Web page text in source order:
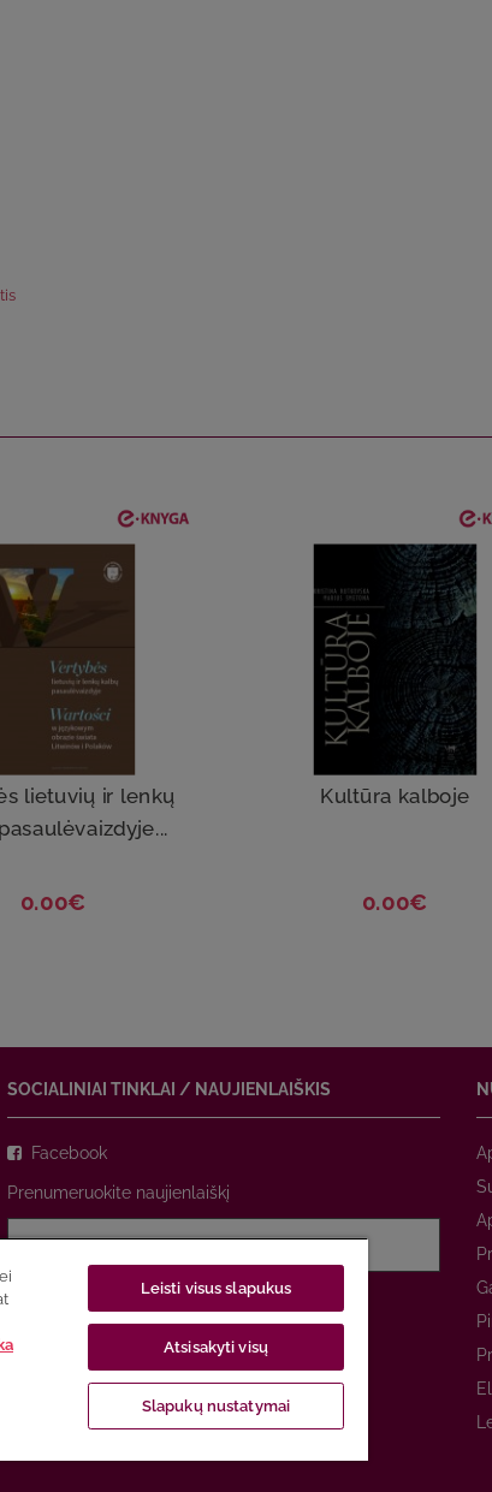
lietuvių ir lenkų
0.00€
Kultūra kalboje
0.00€
SOCIALINIAI TINKLAI / NAUJIENLAIŠKIS
Facebook
Prenumeruokite naujienlaiškį
privatumo politika
Leisti visus slapukus
Atsisakyti visų
Slapukų nustatymai